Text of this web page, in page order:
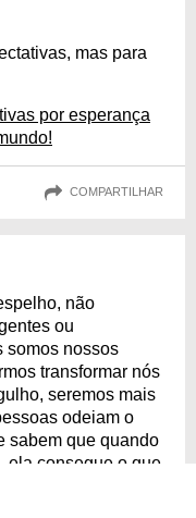
mas para
por esperança
COMPARTILHAR
não
ou
somos nossos
transformar nós
seremos mais
odeiam o
sabem que quando
ela consegue o que